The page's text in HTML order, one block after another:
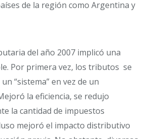
de la región como Argentina y
del año 2007 implicó una
Por primera vez, los tributos se
“sistema” en vez de un
la eficiencia, se redujo
la cantidad de impuestos
mejoró el impacto distributivo